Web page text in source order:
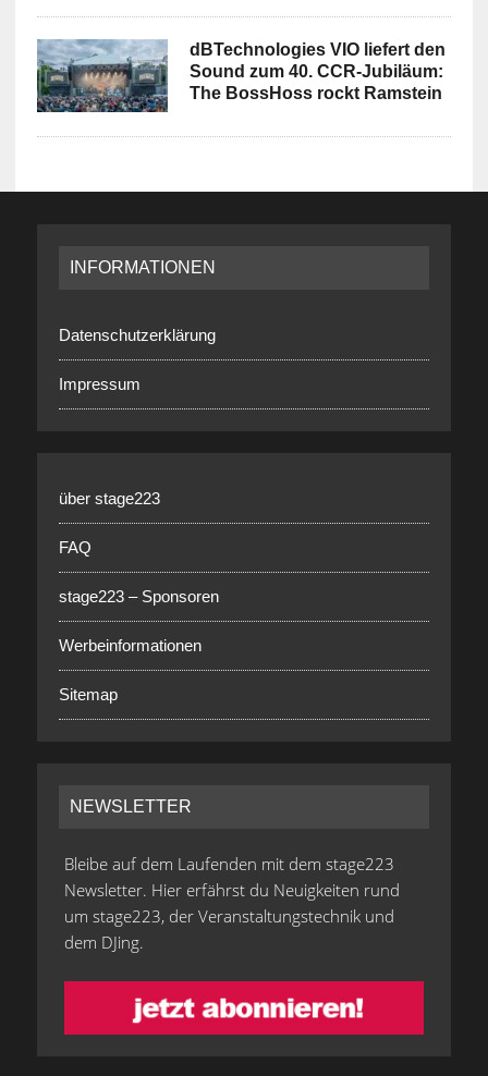
dBTechnologies VIO liefert den
Sound zum 40. CCR-Jubiläum:
The BossHoss rockt Ramstein
INFORMATIONEN
Datenschutzerklärung
Impressum
über stage223
FAQ
stage223 – Sponsoren
Werbeinformationen
Sitemap
NEWSLETTER
Bleibe auf dem Laufenden mit dem stage223
Newsletter. Hier erfährst du Neuigkeiten rund
um stage223, der Veranstaltungstechnik und
dem DJing.